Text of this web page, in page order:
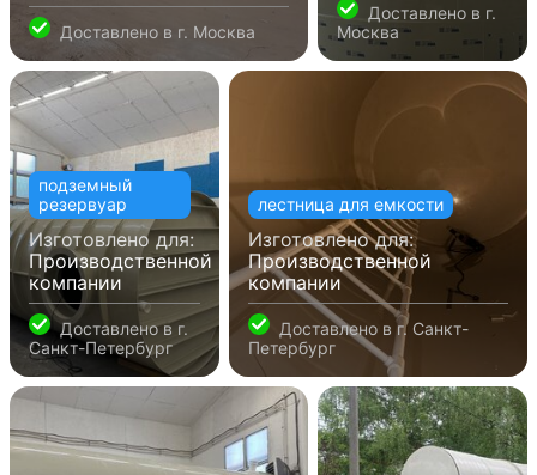
Доставлено в г. Москва
Доставлено в г.
Москва
подземный
резервуар
Изготовлено для:
Производственной
компании
Доставлено в г.
Санкт-Петербург
лестница для емкости
Изготовлено для:
Производственной
компании
Доставлено в г. Санкт-
Петербург